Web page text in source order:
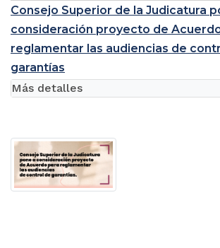
Consejo Superior de la Judicatura
consideración proyecto de
reglamentar las audiencias de
garantías
Más detalles